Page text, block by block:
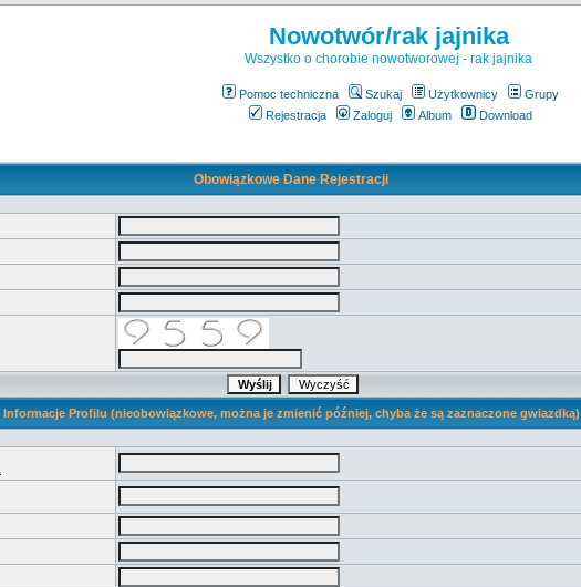
Nowotwór/rak jajnika
Wszystko o chorobie nowotworowej - rak jajnika
Pomoc techniczna Szukaj Użytkownicy
Grupy
Rejestracja
Zaloguj Album Download
Obowiązkowe Dane Rejestracji
Informacje Profilu (nieobowiązkowe, można je zmienić później, chyba że są zaznaczone gwiazdką)